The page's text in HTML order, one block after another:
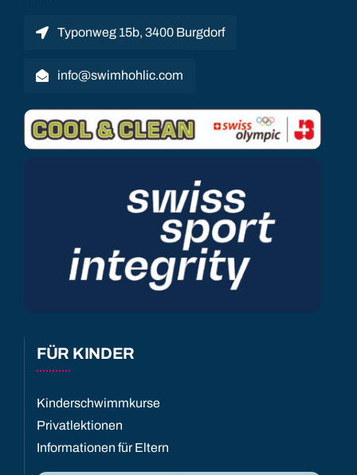
Typonweg 15b, 3400 Burgdorf
info@swimhohlic.com
FÜR KINDER
Kinderschwimmkurse
Privatlektionen
Informationen für Eltern